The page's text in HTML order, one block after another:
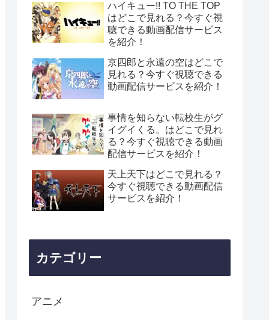
ハイキュー!! TO THE TOP
はどこで見れる？今すぐ視
聴できる動画配信サービス
を紹介！
京四郎と永遠の空はどこで
見れる？今すぐ視聴できる
動画配信サービスを紹介！
事情を知らない転校生がグ
イグイくる。はどこで見れ
る？今すぐ視聴できる動画
配信サービスを紹介！
天上天下はどこで見れる？
今すぐ視聴できる動画配信
サービスを紹介！
カテゴリー
アニメ